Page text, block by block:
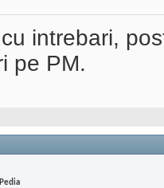
intrebari,
pe PM.